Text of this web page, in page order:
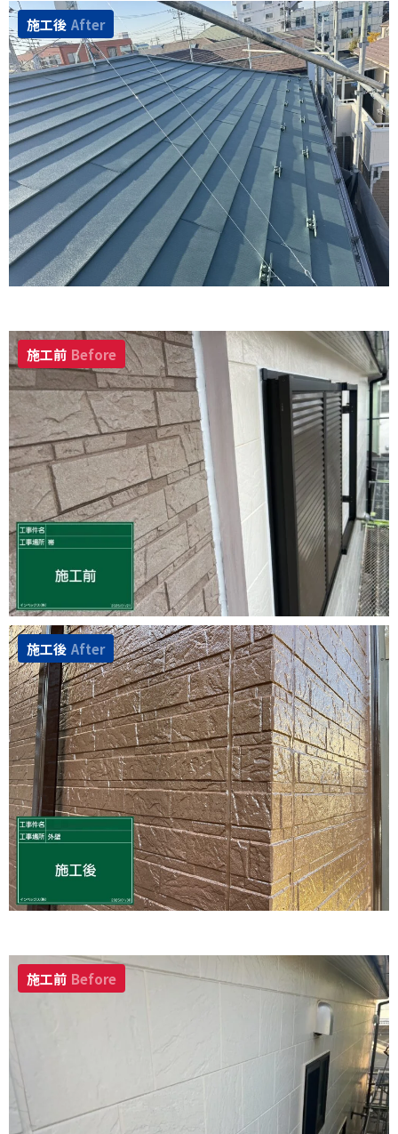
施工後 After
施工前 Before
施工後 After
施工前 Before